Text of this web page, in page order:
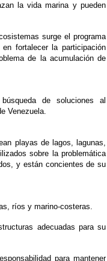
la vida marina y pueden
surge el programa
fortalecer la participación
de la acumulación de
de soluciones al
Venezuela.
playas de lagos, lagunas,
sobre la problemática
y están concientes de su
ríos y marino-costeras.
adecuadas para su
para mantener